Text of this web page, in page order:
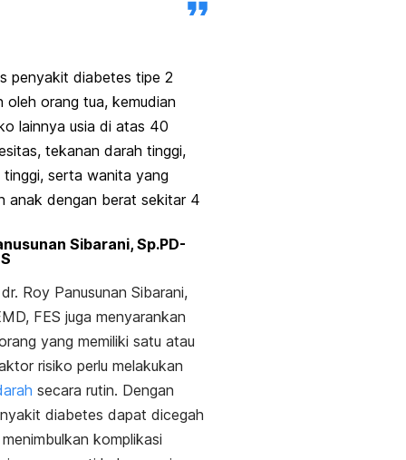
penyakit diabetes tipe 2
oleh orang tua, kemudian
lainnya usia di atas 40
tekanan darah tinggi,
serta wanita yang
anak dengan berat sekitar 4
Sibarani, Sp.PD-
Roy Panusunan Sibarani,
FES juga menyarankan
yang memiliki satu atau
risiko perlu melakukan
secara rutin. Dengan
diabetes dapat dicegah
komplikasi